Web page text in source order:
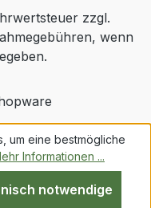
zzgl.
wenn
um eine bestmögliche
Informationen ...
notwendige